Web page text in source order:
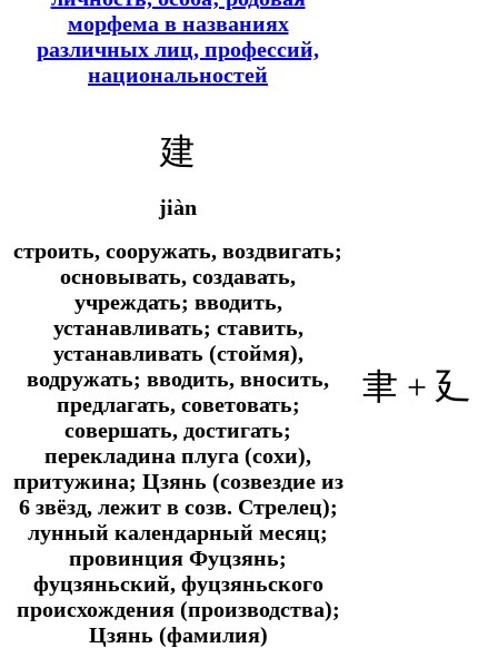
морфема в названиях
различных лиц, профессий,
национальностей
建
jiàn
строить, сооружать, воздвигать;
основывать, создавать,
учреждать; вводить,
устанавливать; ставить,
устанавливать (стоймя),
водружать; вводить, вносить,
предлагать, советовать;
совершать, достигать;
перекладина плуга (сохи),
притужина; Цзянь (созвездие из
6 звёзд, лежит в созв. Стрелец);
лунный календарный месяц;
провинция Фуцзянь;
фуцзяньский, фуцзяньского
происхождения (производства);
Цзянь (фамилия)
聿 + 廴